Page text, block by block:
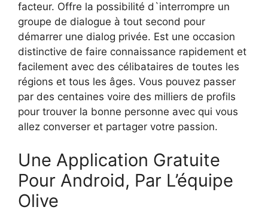
facteur. Offre la possibilité d`interrompre un
groupe de dialogue à tout second pour
démarrer une dialog privée. Est une occasion
distinctive de faire connaissance rapidement et
facilement avec des célibataires de toutes les
régions et tous les âges. Vous pouvez passer
par des centaines voire des milliers de profils
pour trouver la bonne personne avec qui vous
allez converser et partager votre passion.
Une Application Gratuite
Pour Android, Par L’équipe
Olive